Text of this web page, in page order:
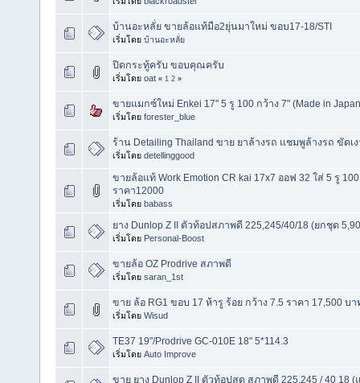
บ้านอะหลั่ย ขายล้อแท้มือ2ยุ่นมาใหม่ ขอบ17-18/STI
เริ่มโดย บ้านอะหลั่ย
ปิดกระทู้ครับ ขอบคุณครับ
เริ่มโดย oat « 1 2 »
ขายแมกซ์ใหม่ Enkei 17" 5 รู 100 กว้าง 7" (Made in
เริ่มโดย forester_blue
ร้าน Detailing Thailand ขาย ยาล้างรถ แชมพูล้างรถ ขัดเ
เริ่มโดย detellinggood
ขายล้อแท้ Work Emotion CR kai 17x7 ออฟ 32 ใส่ 5 รู
ราคา12000
เริ่มโดย babass
ยาง Dunlop Z II ตัวท้อปสภาพดี 225,245/40/18 (ยกชุด
เริ่มโดย Personal-Boost
ขายล้อ OZ Prodrive สภาพดี
เริ่มโดย saran_1st
ขาย ล้อ RG1 ขอบ 17 ห้ารู ร้อย กว้าง 7.5 ราคา 17,500 บ
เริ่มโดย Wisud
TE37 19"/Prodrive GC-010E 18" 5*114.3
เริ่มโดย Auto Improve
ขาย ยาง Dunlop Z II ตัวท้อปสุด สภาพดี 225,245 / 40 18 (